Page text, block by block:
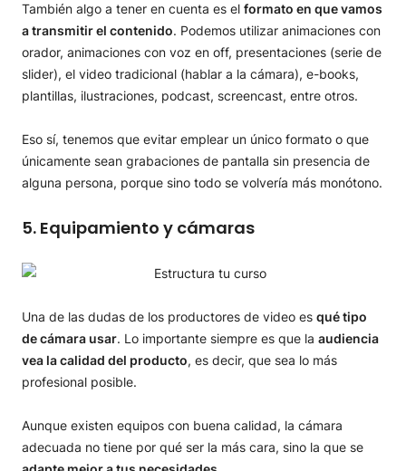
También algo a tener en cuenta es el formato en que vamos
a transmitir el contenido. Podemos utilizar animaciones con
orador, animaciones con voz en off, presentaciones (serie de
slider), el video tradicional (hablar a la cámara), e-books,
plantillas, ilustraciones, podcast, screencast, entre otros.
Eso sí, tenemos que evitar emplear un único formato o que
únicamente sean grabaciones de pantalla sin presencia de
alguna persona, porque sino todo se volvería más monótono.
5. Equipamiento y cámaras
Una de las dudas de los productores de video es qué tipo
de cámara usar. Lo importante siempre es que la audiencia
vea la calidad del producto, es decir, que sea lo más
profesional posible.
Aunque existen equipos con buena calidad, la cámara
adecuada no tiene por qué ser la más cara, sino la que se